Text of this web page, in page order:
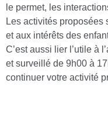
le permet, les
Les activités proposées
et aux intérêts des
C’est aussi lier l’utile à
et surveillé de 9h00 à
continuer votre activité